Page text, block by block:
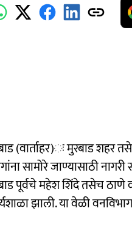
(वार्ताहर)ः मुरबाड शहर
सामोरे जाण्यासाठी
पूर्वचे महेश शिंदे तसेच ठाणे
झाली. या वेळी